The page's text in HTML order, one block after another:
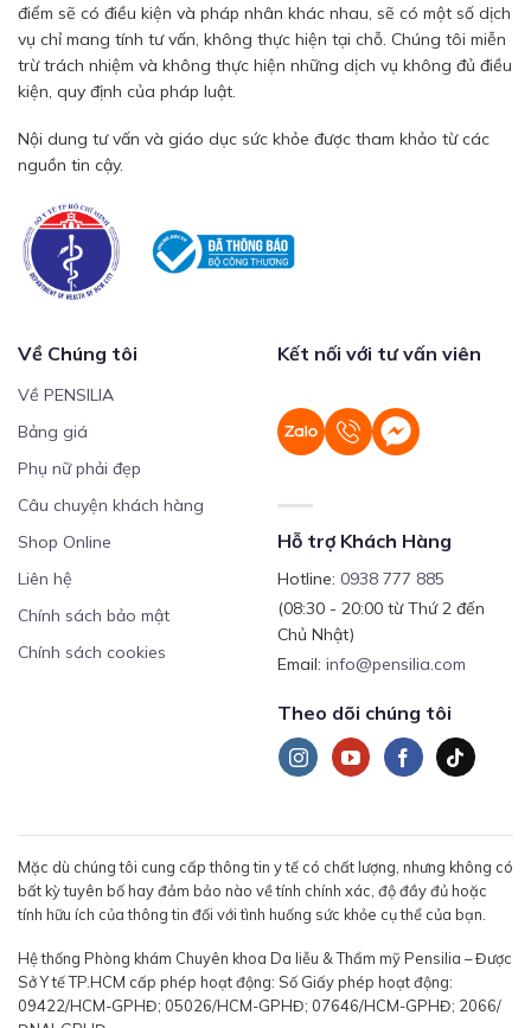
điểm sẽ có điều kiện và pháp nhân khác nhau, sẽ có một số dịch
vụ chỉ mang tính tư vấn, không thực hiện tại chỗ. Chúng tôi miễn
trừ trách nhiệm và không thực hiện những dịch vụ không đủ điều
kiện, quy định của pháp luật.
Nội dung tư vấn và giáo dục sức khỏe được tham khảo từ các
nguồn tin cậy.
Về Chúng tôi
Về PENSILIA
Bảng giá
Phụ nữ phải đẹp
Câu chuyện khách hàng
Shop Online
Liên hệ
Chính sách bảo mật
Chính sách cookies
Kết nối với tư vấn viên
Hỗ trợ Khách Hàng
Hotline: 0938 777 885
(08:30 - 20:00 từ Thứ 2 đến
Chủ Nhật)
Email: info@pensilia.com
Theo dõi chúng tôi
Mặc dù chúng tôi cung cấp thông tin y tế có chất lượng, nhưng không có
bất kỳ tuyên bố hay đảm bảo nào về tính chính xác, độ đầy đủ hoặc
tính hữu ích của thông tin đối với tình huống sức khỏe cụ thể của bạn.
Hệ thống Phòng khám Chuyên khoa Da liễu & Thẩm mỹ Pensilia – Được
Sở Y tế TP.HCM cấp phép hoạt động: Số Giấy phép hoạt động:
09422/HCM-GPHĐ; 05026/HCM-GPHĐ; 07646/HCM-GPHĐ; 2066/